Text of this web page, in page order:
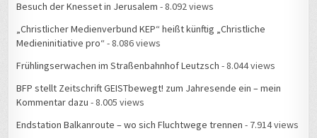
Kommentar dazu- 8.005 views
Endstation Balkanroute – wo sich Fluchtwege trennen- 7.914 views
Spezielles USB-Kabel fehlt- 7.453 views
Service zum Selbermachen: Mein letztes Mal bei IKEA- 7.117 views